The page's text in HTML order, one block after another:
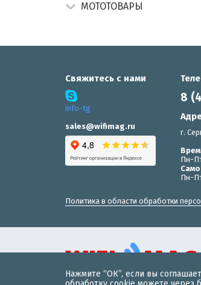
Нажмите “ОК”, если вы
МОТОТОВАРЫ
Свяжитесь с нами
info-tg
sales@wifimag.ru
8
г.
Пн-
Пн-
Политика в области обработки
© 2019 «WiFiMAG» - интернет-